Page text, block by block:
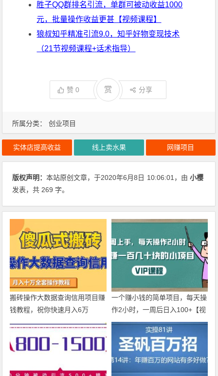
所属分类： 创业项目
胜子QQ群排名引流，单群可被动收益1000
元，批量操作收益更甚【视频课程】
狼叔知乎精准引流9.0，知乎好物变现技术
（21节视频课程+话术指导）
赞0 赏 分享
实体店提高收益 线上卖水果 网赚项目
版权声明：本站原创文章，于2020年6月8日 10:06:01 ，由小樱
发表，共 269 字。
搬砖操作大数据查询信用项目赚
钱教程，祝你快速月入6万
【PDF教程】
一个赚小钱的简单项目，每天操
作2小时，一周后日入100+【视
频教程】